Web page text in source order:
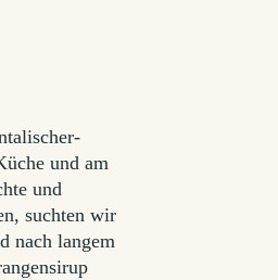
und am
und
suchten wir
nach langem